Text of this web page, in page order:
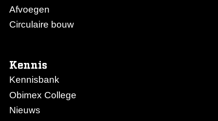
Afvoegen
Circulaire bouw
Kennis
Kennisbank
Obimex College
Nieuws